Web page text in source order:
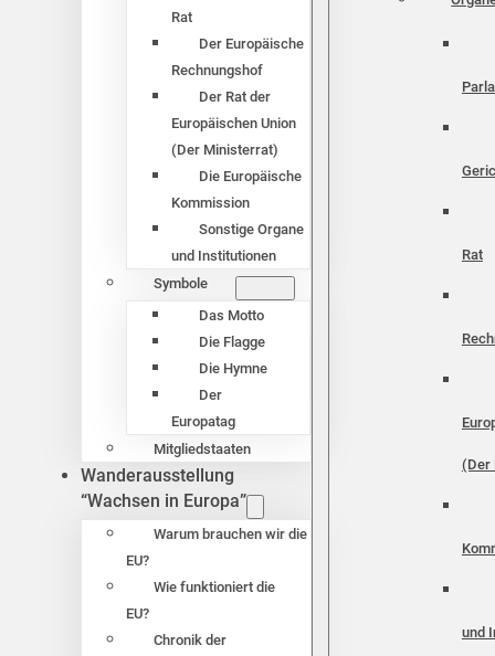
Rat
Der Europäische
Rechnungshof
Der Rat der
Europäischen Union
(Der Ministerrat)
Die Europäische
Kommission
Sonstige Organe
und Institutionen
Symbole
Das Motto
Die Flagge
Die Hymne
Der
Europatag
Mitgliedstaaten
Wanderausstellung
“Wachsen in Europa”
Warum brauchen wir die
EU?
Wie funktioniert die
EU?
Chronik der
Rat
(Der
und